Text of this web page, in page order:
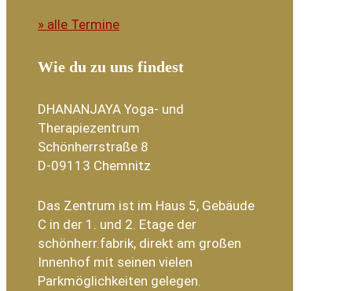
» alle Termine
Wie du zu uns findest
DHANANJAYA Yoga- und
Therapiezentrum
Schönherrstraße 8
D-09113 Chemnitz
Das Zentrum ist im Haus 5, Gebäude
C in der 1. und 2. Etage der
schönherr.fabrik, direkt am großen
Innenhof mit seinen vielen
Parkmöglichkeiten gelegen.